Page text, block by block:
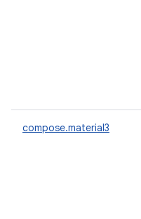
compose.material3